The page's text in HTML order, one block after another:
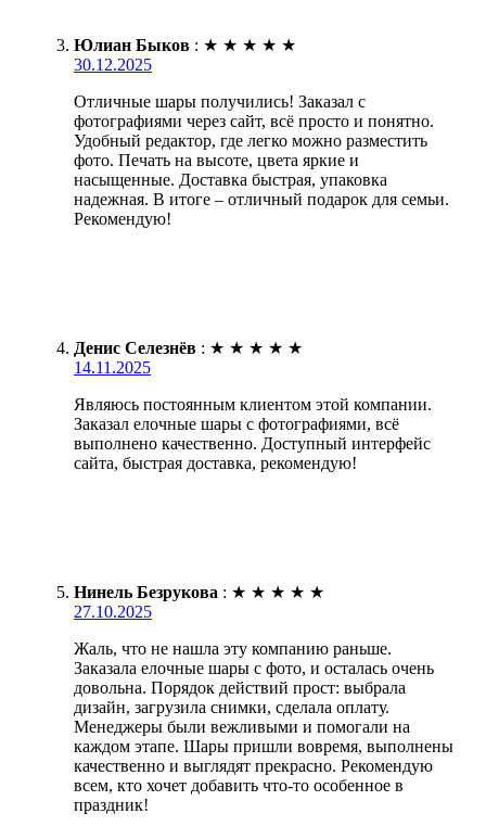
Юлиан Быков : ★ ★ ★ ★ ★
30.12.2025
Отличные шары получились! Заказал с
фотографиями через сайт, всё просто и понятно.
Удобный редактор, где легко можно разместить
фото. Печать на высоте, цвета яркие и
насыщенные. Доставка быстрая, упаковка
надежная. В итоге – отличный подарок для семьи.
Рекомендую!
Денис Селезнёв : ★ ★ ★ ★ ★
14.11.2025
Являюсь постоянным клиентом этой компании.
Заказал елочные шары с фотографиями, всё
выполнено качественно. Доступный интерфейс
сайта, быстрая доставка, рекомендую!
Нинель Безрукова : ★ ★ ★ ★ ★
27.10.2025
Жаль, что не нашла эту компанию раньше.
Заказала елочные шары с фото, и осталась очень
довольна. Порядок действий прост: выбрала
дизайн, загрузила снимки, сделала оплату.
Менеджеры были вежливыми и помогали на
каждом этапе. Шары пришли вовремя, выполнены
качественно и выглядят прекрасно. Рекомендую
всем, кто хочет добавить что-то особенное в
праздник!